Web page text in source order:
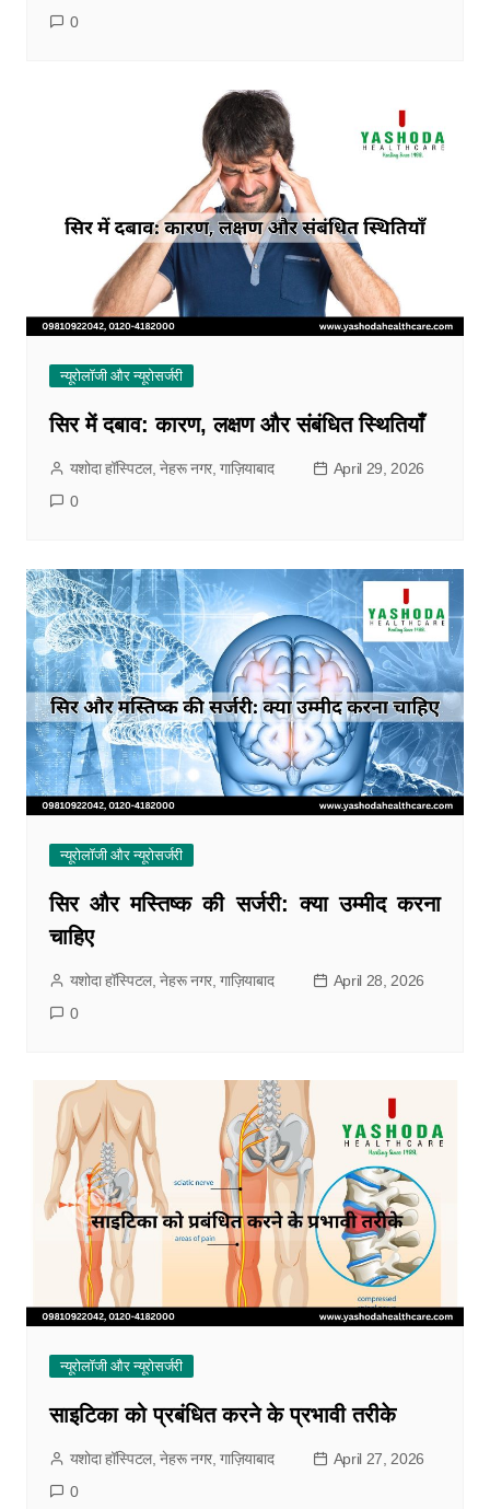
0
न्यूरोलॉजी और न्यूरोसर्जरी
सिर में दबाव: कारण, लक्षण और संबंधित स्थितियाँ
यशोदा हॉस्पिटल, नेहरू नगर, गाज़ियाबाद
April 29, 2026
0
न्यूरोलॉजी और न्यूरोसर्जरी
सिर और मस्तिष्क की सर्जरी: क्या उम्मीद करना
चाहिए
यशोदा हॉस्पिटल, नेहरू नगर, गाज़ियाबाद
April 28, 2026
0
न्यूरोलॉजी और न्यूरोसर्जरी
साइटिका को प्रबंधित करने के प्रभावी तरीके
यशोदा हॉस्पिटल, नेहरू नगर, गाज़ियाबाद
April 27, 2026
0